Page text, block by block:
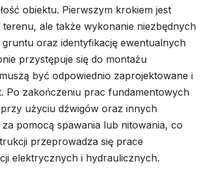
obiektu. Pierwszym krokiem jest
ale także wykonanie niezbędnych
oraz identyfikację ewentualnych
przystępuje się do montażu
być odpowiednio zaprojektowane i
Po zakończeniu prac fundamentowych
użyciu dźwigów oraz innych
pomocą spawania lub nitowania, co
przeprowadza się prace
elektrycznych i hydraulicznych.